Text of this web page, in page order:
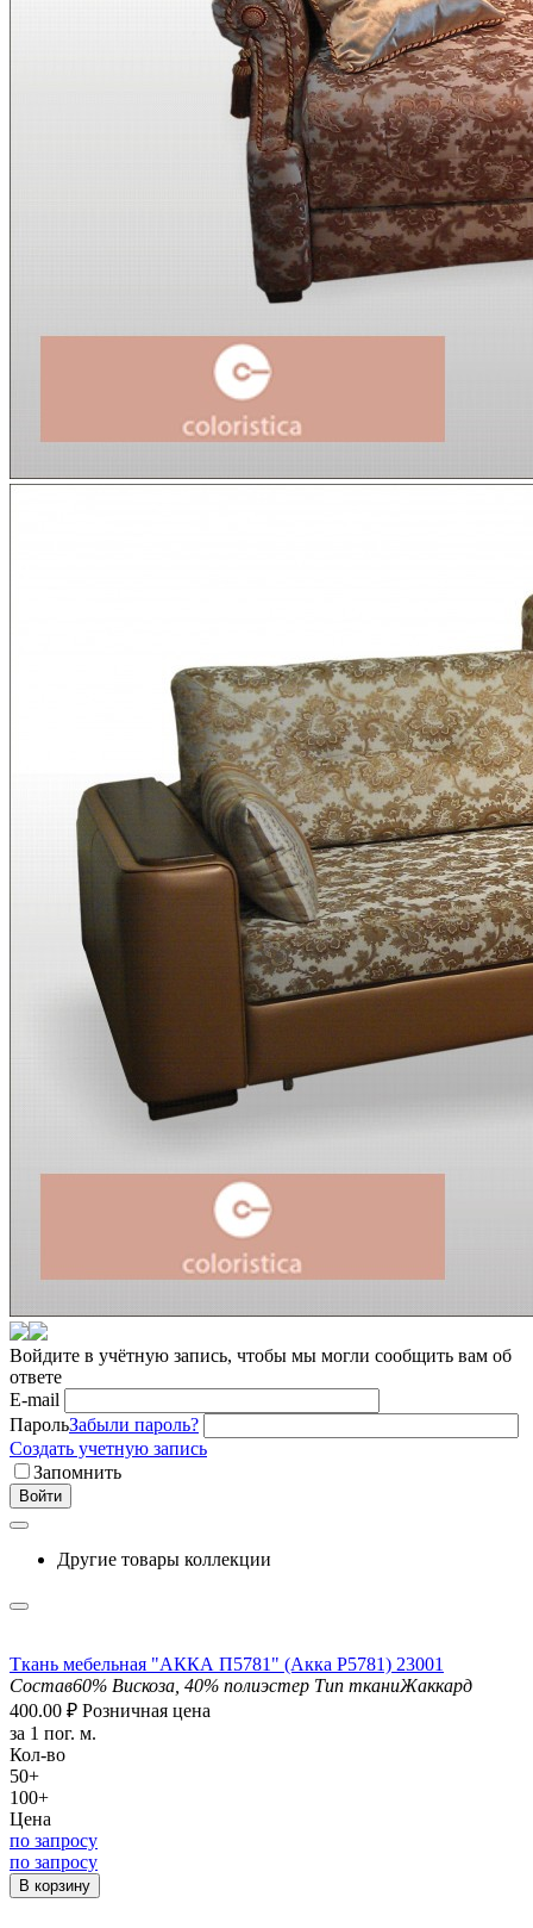
Войдите в учётную запись, чтобы мы могли сообщить вам об
ответе
E-mail
ПарольЗабыли пароль?
Создать учетную запись
Запомнить
Войти
Другие товары коллекции
Ткань мебельная "АККА П5781" (Aкка Р5781) 23001
Состав60% Вискоза, 40% полиэстер Тип тканиЖаккард
400.00 ₽ Розничная цена
за 1 пог. м.
Кол-во
50+
100+
Цена
по запросу
по запросу
В корзину